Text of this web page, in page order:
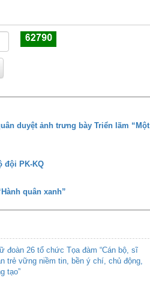
duyệt ảnh trưng bày Triển lãm “Một
đội PK-KQ
quân xanh”
đoàn 26 tổ chức Tọa đàm “Cán bộ, sĩ
trẻ vững niềm tin, bền ý chí, chủ động,
tạo”